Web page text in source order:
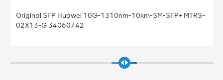
02310MHS Huawei-kompatibles 40GBASE-LR4 QSFP+
1310 nm 10 km LC DOM-Transceiver-Modul